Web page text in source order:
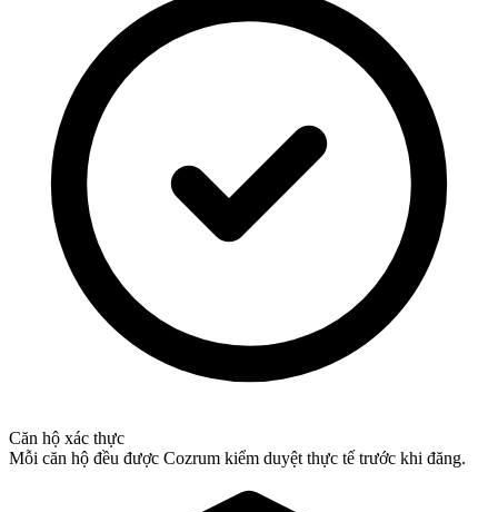
Căn hộ xác thực
Mỗi căn hộ đều được Cozrum kiểm duyệt thực tế trước khi đăng.